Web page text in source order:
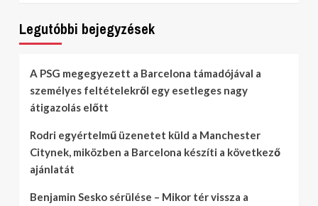
Legutóbbi bejegyzések
A PSG megegyezett a Barcelona támadójával a
személyes feltételekről egy esetleges nagy
átigazolás előtt
Rodri egyértelmű üzenetet küld a Manchester
Citynek, miközben a Barcelona készíti a következő
ajánlatát
Benjamin Sesko sérülése – Mikor tér vissza a